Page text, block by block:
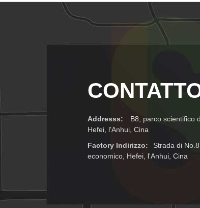
Addresss:
B8, parco scientifico
Hefei, l'Anhui, Cina
Factory Indirizzo:
Strada di
economico, Hefei, l'Anhui, Cina